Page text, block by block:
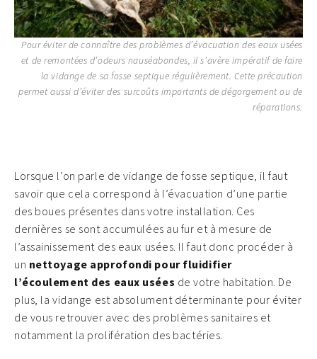
Pour éviter de connaître des problèmes d’évacuation des eaux usées
et de remontées d’odeurs nauséabondes, il s’avère impératif de faire
la vidange de sa fosse septique régulièrement. Cette précaution
permet aussi d’éviter des surcoûts importants de dégorgement ou de
réparations.
Lorsque l’on parle de vidange de fosse septique, il faut
savoir que cela correspond à l’évacuation d’une partie
des boues présentes dans votre installation. Ces
dernières se sont accumulées au fur et à mesure de
l’assainissement des eaux usées. Il faut donc procéder à
un nettoyage approfondi pour fluidifier
l’écoulement des eaux usées de votre habitation. De
plus, la vidange est absolument déterminante pour éviter
de vous retrouver avec des problèmes sanitaires et
notamment la prolifération des bactéries.